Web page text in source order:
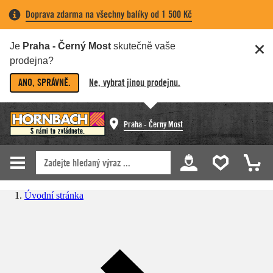
Doprava zdarma na všechny balíky od 1 500 Kč
Je Praha - Černý Most skutečně vaše
prodejna?
ANO, SPRÁVNĚ. Ne, vybrat jinou prodejnu.
Praha - Černý Most
Úvodní stránka